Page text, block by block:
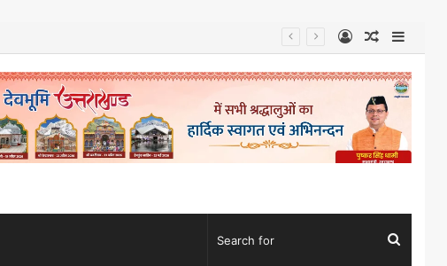
Random
Article
Log
In